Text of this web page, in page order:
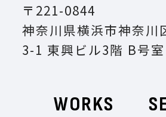
〒221-0844
神奈川県横浜市神奈川
3-1 東興ビル3階 B号室
WORKS